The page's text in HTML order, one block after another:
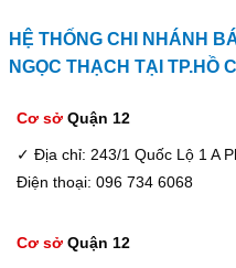
HỆ THỐNG CHI NHÁNH
NGỌC THẠCH TẠI TP.HỒ
Cơ sở Quận 12
✓ Địa chỉ: 243/1 Quốc Lộ 1 A
Điện thoại: 096 734 6068
Cơ sở Quận 12